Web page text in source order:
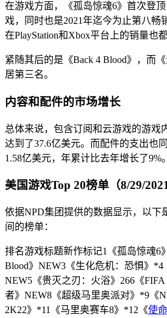
在游戏方面，《孤岛惊魂6》首次登
戏，同时也是2021年迄今为止第八畅
在PlayStation和Xbox平台上的销量也
紧随其后的是《Back 4 Blood》，而
居第三名。
内容和配件的市场增长
总体来说，包含订阅和云游戏的游戏
达到了37.6亿美元。而配件的支出也
1.58亿美元，年累计比去年增长了9%。
美国游戏Top 20榜单（8/29/
依据NPD集团提供的数据显示，以下
间的榜单：
排名游戏标题新作标记1《孤岛惊魂6
Blood》NEW3《生化危机：恐惧》*4
NEW5《贵灭之刃：火浴》266《
者》NEW8《超级马里奥派对》*9《
2K22》*11《马里奥赛车8》*12《使